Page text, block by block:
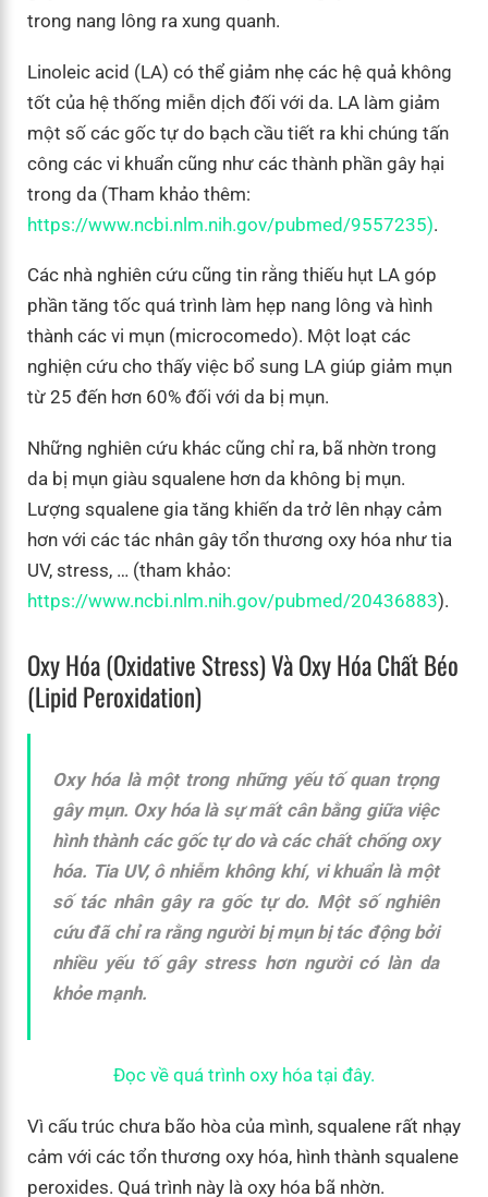
trong nang lông ra xung quanh.
Linoleic acid (LA) có thể giảm nhẹ các hệ quả không
tốt của hệ thống miễn dịch đối với da. LA làm giảm
một số các gốc tự do bạch cầu tiết ra khi chúng tấn
công các vi khuẩn cũng như các thành phần gây hại
trong da (Tham khảo thêm:
https://www.ncbi.nlm.nih.gov/pubmed/9557235).
Các nhà nghiên cứu cũng tin rằng thiếu hụt LA góp
phần tăng tốc quá trình làm hẹp nang lông và hình
thành các vi mụn (microcomedo). Một loạt các
nghiện cứu cho thấy việc bổ sung LA giúp giảm mụn
từ 25 đến hơn 60% đối với da bị mụn.
Những nghiên cứu khác cũng chỉ ra, bã nhờn trong
da bị mụn giàu squalene hơn da không bị mụn.
Lượng squalene gia tăng khiến da trở lên nhạy cảm
hơn với các tác nhân gây tổn thương oxy hóa như tia
UV, stress, … (tham khảo:
https://www.ncbi.nlm.nih.gov/pubmed/20436883).
Oxy Hóa (Oxidative Stress) Và Oxy Hóa Chất Béo
(lipid Peroxidation)
Oxy hóa là một trong những yếu tố quan trọng
gây mụn. Oxy hóa là sự mất cân bằng giữa việc
hình thành các gốc tự do và các chất chống oxy
hóa. Tia UV, ô nhiễm không khí, vi khuẩn là một
số tác nhân gây ra gốc tự do. Một số nghiên
cứu đã chỉ ra rằng người bị mụn bị tác động bởi
nhiều yếu tố gây stress hơn người có làn da
khỏe mạnh.
Đọc về quá trình oxy hóa tại đây.
Vì cấu trúc chưa bão hòa của mình, squalene rất nhạy
cảm với các tổn thương oxy hóa, hình thành squalene
peroxides. Quá trình này là oxy hóa bã nhờn.